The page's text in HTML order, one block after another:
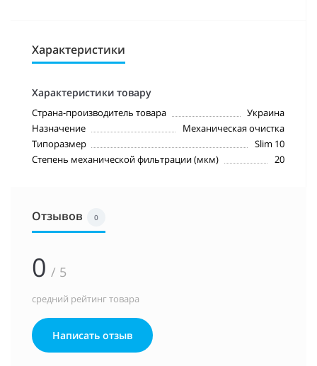
Характеристики
Характеристики товару
Страна-производитель товара
Украина
Назначение
Механическая очистка
Типоразмер
Slim 10
Степень механической фильтрации (мкм)
20
Отзывов 0
0 / 5
средний рейтинг товара
Написать отзыв